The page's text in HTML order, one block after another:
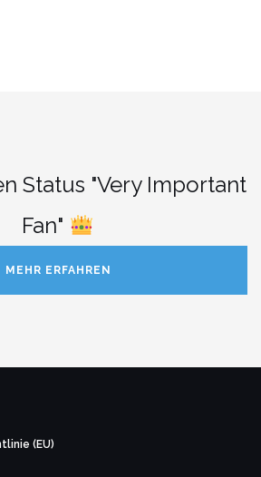
Status "Very Important
Fan"
MEHR ERFAHREN
(EU)